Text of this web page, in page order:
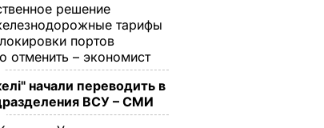
решение
тарифы
портов
отменить – экономист
начали переводить в
ВСУ – СМИ